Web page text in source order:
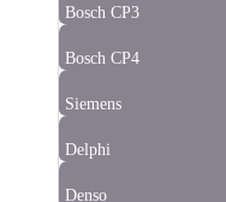
Bosch CP3
Bosch CP4
Siemens
Delphi
Denso